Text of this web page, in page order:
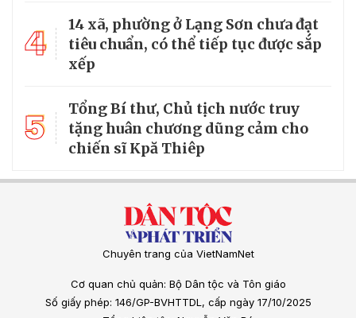
4
14 xã, phường ở Lạng Sơn chưa đạt
tiêu chuẩn, có thể tiếp tục được sắp
xếp
5
Tổng Bí thư, Chủ tịch nước truy
tặng huân chương dũng cảm cho
chiến sĩ Kpă Thiêp
Chuyên trang của VietNamNet
Cơ quan chủ quản: Bộ Dân tộc và Tôn giáo
Số giấy phép: 146/GP-BVHTTDL, cấp ngày 17/10/2025